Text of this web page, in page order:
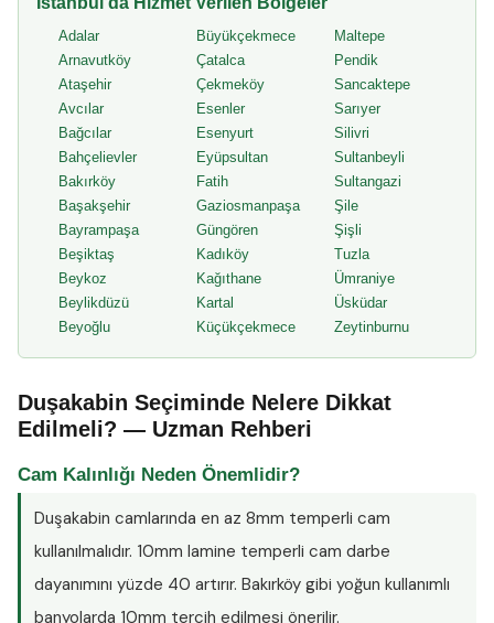
Adalar
Arnavutköy
Ataşehir
Avcılar
Bağcılar
Bahçelievler
Bakırköy
Başakşehir
Bayrampaşa
Beşiktaş
Beykoz
Beylikdüzü
Beyoğlu
Büyükçekmece
Çatalca
Çekmeköy
Esenler
Esenyurt
Eyüpsultan
Fatih
Gaziosmanpaşa
Güngören
Kadıköy
Kağıthane
Kartal
Küçükçekmece
Maltepe
Pendik
Sancaktepe
Sarıyer
Silivri
Sultanbeyli
Sultangazi
Şile
Şişli
Tuzla
Ümraniye
Üsküdar
Zeytinburnu
Duşakabin Seçiminde Nelere Dikkat
Edilmeli? — Uzman Rehberi
Cam Kalınlığı Neden Önemlidir?
Duşakabin camlarında en az 8mm temperli cam
kullanılmalıdır. 10mm lamine temperli cam darbe
dayanımını yüzde 40 artırır. Bakırköy gibi yoğun kullanımlı
banyolarda 10mm tercih edilmesi önerilir.